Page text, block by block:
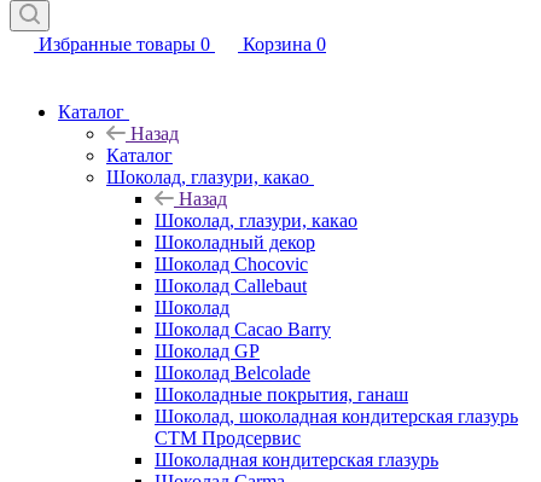
Избранные товары 0 Корзина 0
Каталог
Назад
Каталог
Шоколад, глазури, какао
Назад
Шоколад, глазури, какао
Шоколадный декор
Шоколад Chocovic
Шоколад Callebaut
Шоколад
Шоколад Cacao Barry
Шоколад GP
Шоколад Belcolade
Шоколадные покрытия, ганаш
Шоколад, шоколадная кондитерская глазурь
СТМ Продсервис
Шоколадная кондитерская глазурь